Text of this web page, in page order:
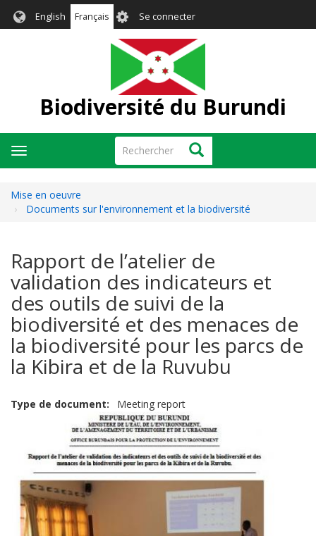
English Français User
account
menu
Se connecter
Biodiversité du Burundi
Rechercher Rechercher
Toggle
navigation
Mise en oeuvre
Documents sur l'environnement et la biodiversité
Rapport de l’atelier de
validation des indicateurs et
des outils de suivi de la
biodiversité et des menaces de
la biodiversité pour les parcs de
la Kibira et de la Ruvubu
Type de document Meeting report